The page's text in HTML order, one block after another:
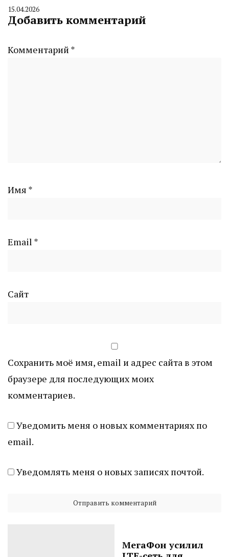
By
CHELINDUSTRY
15.04.2026
Добавить комментарий
Комментарий *
Имя *
Email *
Сайт
Сохранить моё имя, email и адрес сайта в этом
браузере для последующих моих
комментариев.
Уведомить меня о новых комментариях по
email.
Уведомлять меня о новых записях почтой.
МегаФон усилил